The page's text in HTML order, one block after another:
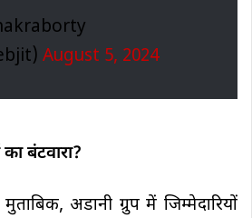
August 5, 2024
बंटवारा?
अडानी ग्रुप में जिम्मेदारियों